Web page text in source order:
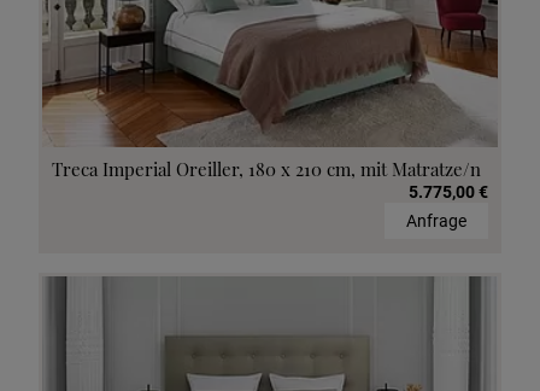
Treca Imperial Oreiller, 180 x 210 cm, mit Matratze/n
5.775,00 €
Anfrage